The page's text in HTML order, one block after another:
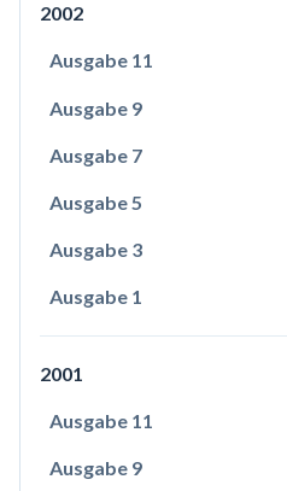
2002
Ausgabe 11
Ausgabe 9
Ausgabe 7
Ausgabe 5
Ausgabe 3
Ausgabe 1
2001
Ausgabe 11
Ausgabe 9